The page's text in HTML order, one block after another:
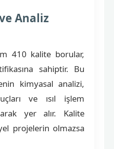
Analiz
410 kalite borular,
sahiptir. Bu
kimyasal analizi,
ve ısıl işlem
yer alır. Kalite
projelerin olmazsa